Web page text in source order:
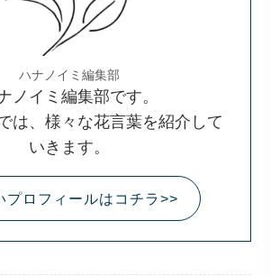
ハナノイミ編集部
ノイミ編集部です。
は、様々な花言葉を紹介して
いきます。
プロフィールはコチラ>>